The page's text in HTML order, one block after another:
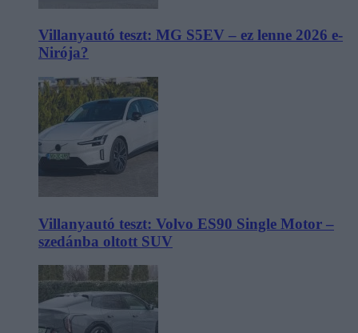
Villanyautó teszt: MG S5EV – ez lenne 2026 e-
Nirója?
Villanyautó teszt: Volvo ES90 Single Motor –
szedánba oltott SUV